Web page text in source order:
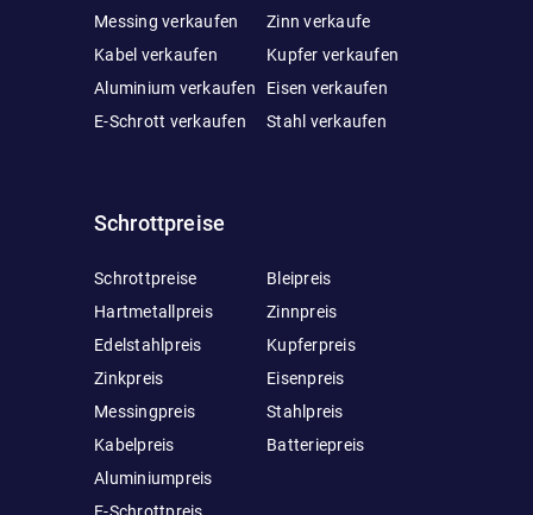
Messing verkaufen
Kabel verkaufen
Aluminium verkaufen
E-Schrott verkaufen
Zinn verkaufe
Kupfer verkaufen
Eisen verkaufen
Stahl verkaufen
Schrottpreise
Schrottpreise
Hartmetallpreis
Edelstahlpreis
Zinkpreis
Messingpreis
Kabelpreis
Aluminiumpreis
E-Schrottpreis
Bleipreis
Zinnpreis
Kupferpreis
Eisenpreis
Stahlpreis
Batteriepreis